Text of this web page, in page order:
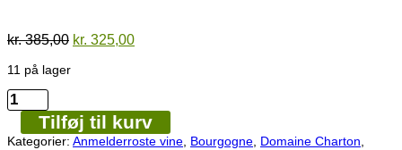
kr.385,00 Den
kr. 325,00Den
11 på lager
Domaine
Vincent
Jean-
Tilføj til kurv
Kategorier: Anmelderroste vine Bourgogne Domaine Charton